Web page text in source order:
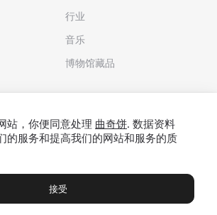
行业
音乐
博物馆藏品
览及展览 Чаты Вы
站，你便同意处理 曲奇饼. 数据资料
的服务和提高我们的网站和服务的质
接受